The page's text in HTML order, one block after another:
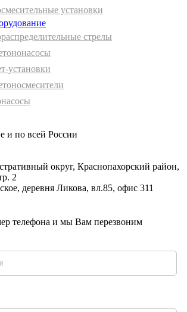
установки
стрелы
установки
и по всей России
округ, Краснопахорский район,
2
деревня Ликова, вл.85, офис 311
телефона и мы Вам перезвоним